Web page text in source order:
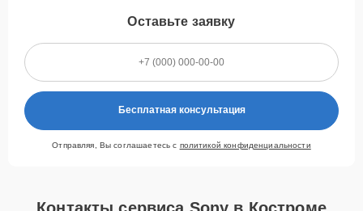
Оставьте заявку
Бесплатная консультация
Отправляя, Вы соглашаетесь с политикой конфиденциальности